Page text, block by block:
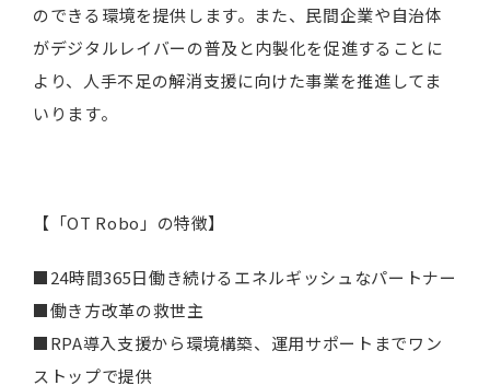
のできる環境を提供します。また、民間企業や自治体
がデジタルレイバーの普及と内製化を促進することに
より、人手不足の解消支援に向けた事業を推進してま
いります。
【「OT Robo」の特徴】
■24時間365日働き続けるエネルギッシュなパートナー
■働き方改革の救世主
■RPA導入支援から環境構築、運用サポートまでワン
ストップで提供